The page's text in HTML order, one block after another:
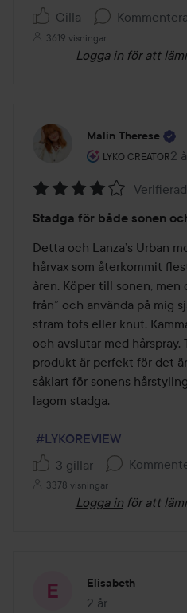
5
Gilla
Kommentera
3619 visningar
Logga in för att
Malin Therese
LYKO CREATOR
Användarens roll:
2
4
av
5
Stadga för både sonen
Detta och Lanza’s Urban
hårvax som återkommit
åren. Köper till sonen, men
från” och använda på mig
stram tofs eller knut.
och avslutar med
produkt är perfekt för det
såklart för sonens
lagom stadga.
#LYKOREVIEW
3 gillar
3378 visningar
Logga in för att
Elisabeth
2 år
Inlägget skapades